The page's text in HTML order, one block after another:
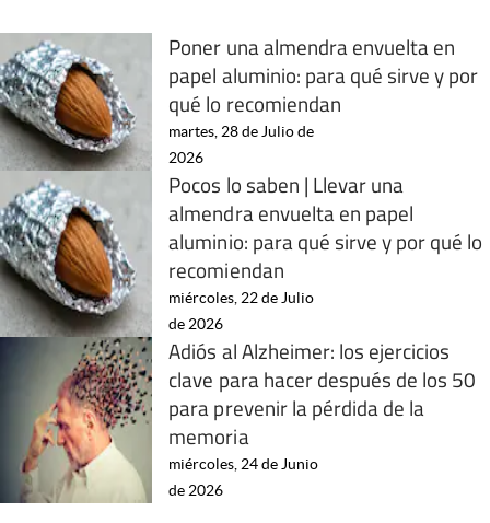
Poner una almendra envuelta en
papel aluminio: para qué sirve y por
qué lo recomiendan
martes, 28 de Julio de
2026
Pocos lo saben | Llevar una
almendra envuelta en papel
aluminio: para qué sirve y por qué lo
recomiendan
miércoles, 22 de Julio
de 2026
Adiós al Alzheimer: los ejercicios
clave para hacer después de los 50
para prevenir la pérdida de la
memoria
miércoles, 24 de Junio
de 2026